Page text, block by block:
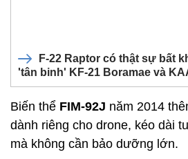
F‑22 Raptor có thật sự bất
'tân binh' KF‑21 Boramae và
Biến thể FIM-92J năm 2014
dành riêng cho drone, kéo dài
mà không cần bảo dưỡng lớn.